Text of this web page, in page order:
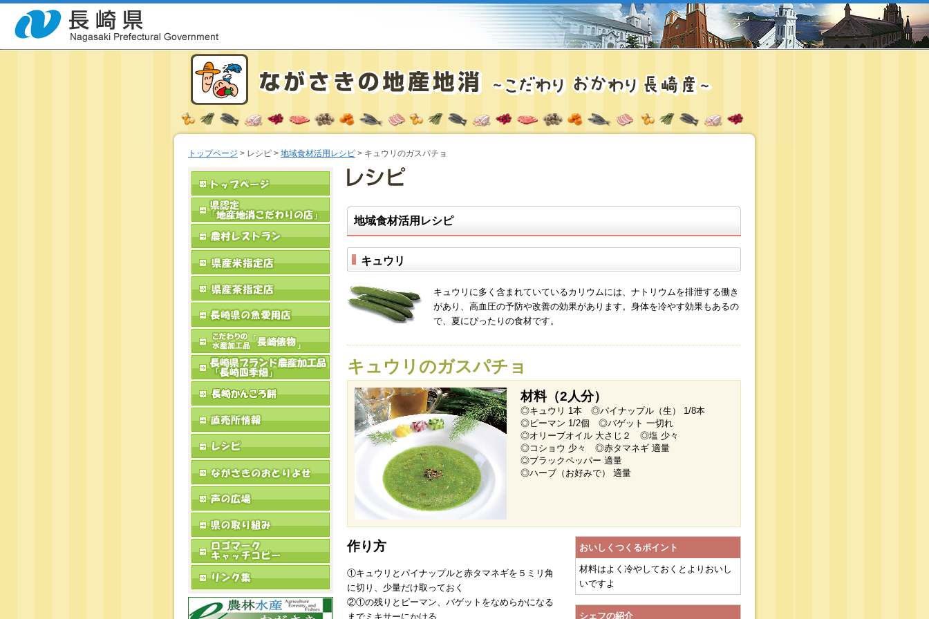
トップページ > レシピ > 地域食材活用レシピ > キュウリのガスパチョ
地域食材活用レシピ
キュウリ
キュウリに多く含まれていているカリウムには、ナトリウムを排泄する働き
があり、高血圧の予防や改善の効果があります。身体を冷やす効果もあるの
で、夏にぴったりの食材です。
キュウリのガスパチョ
材料（2人分）
◎キュウリ 1本 ◎パイナップル（生） 1/8本
◎ピーマン 1/2個 ◎バゲット 一切れ
◎オリーブオイル 大さじ２ ◎塩 少々
◎コショウ 少々 ◎赤タマネギ 適量
◎ブラックペッパー 適量
◎ハーブ（お好みで） 適量
作り方
①キュウリとパイナップルと赤タマネギを５ミリ角
に切り、少量だけ取っておく
②①の残りとピーマン、バゲットをなめらかになる
までミキサーにかける
おいしくつくるポイント
材料はよく冷やしておくとよりおいし
いですよ
シェフの紹介